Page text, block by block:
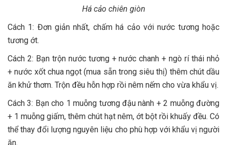
Há cảo chiên giòn
Cách 1: Đơn giản nhất, chấm há cảo với nước tương hoặc
tương ớt.
Cách 2: Bạn trộn nước tương + nước chanh + ngò rí thái nhỏ
+ nước xốt chua ngọt (mua sẵn trong siêu thị) thêm chút dầu
ăn khử thơm. Trộn đều hỗn hợp rồi nêm nếm cho vừa khẩu vị.
Cách 3: Bạn cho 1 muỗng tương đậu nành + 2 muỗng đường
+ 1 muỗng giấm, thêm chút hạt nêm, ớt bột rồi khuấy đều. Có
thể thay đổi lượng nguyên liệu cho phù hợp với khẩu vị người
ăn.